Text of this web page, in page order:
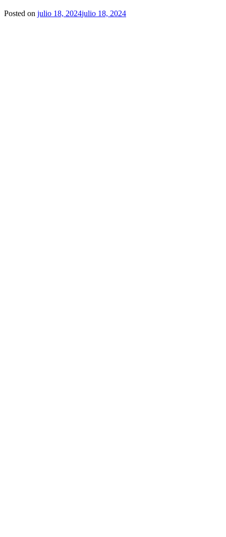
Posted on julio 18, 2024julio 18, 2024